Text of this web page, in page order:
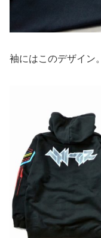
袖にはこのデザイン。